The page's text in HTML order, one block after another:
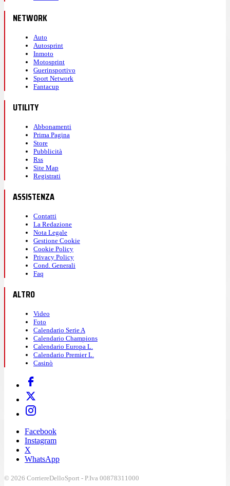
NETWORK
Auto
Autosprint
Inmoto
Motosprint
Guerinsportivo
Sport Network
Fantacup
UTILITY
Abbonamenti
Prima Pagina
Store
Pubblicità
Rss
Site Map
Registrati
ASSISTENZA
Contatti
La Redazione
Nota Legale
Gestione Cookie
Cookie Policy
Privacy Policy
Cond. Generali
Faq
ALTRO
Video
Foto
Calendario Serie A
Calendario Champions
Calendario Europa L.
Calendario Premier L.
Casinò
Facebook
Instagram
X
WhatsApp
© 2026 CorriereDelloSport - P.Iva 00878311000